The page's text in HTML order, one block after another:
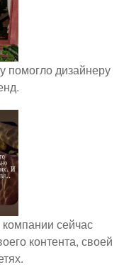
помогло дизайнеру
компании сейчас
контента, своей